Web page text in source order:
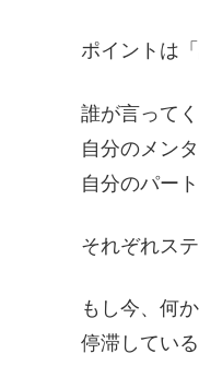
ポイントは
誰が言って
自分のメン
自分のパート
それぞれス
もし今、何
停滞してい